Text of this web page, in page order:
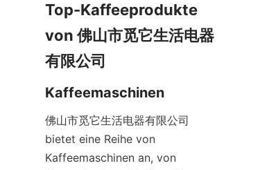
Top-Kaffeeprodukte
von 佛山市觅它生活电器
佛山市觅它生活电器有限公司
bietet eine Reihe von
Kaffeemaschinen an, von